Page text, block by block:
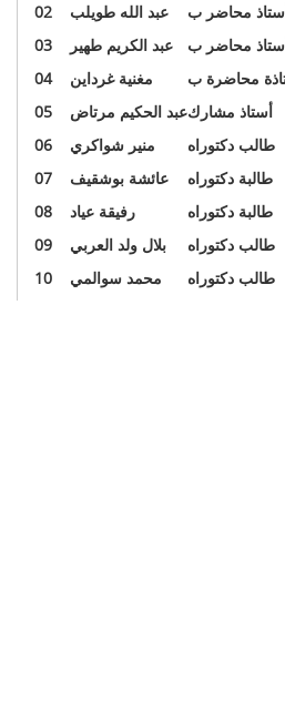
02
عبد الله طويلب محاضر ب
03
عبد الكريم طهير محاضر ب
04
مغنية غرداين محاضرة ب
05
عبد الحكيم مرتاضأستاذ مشارك
06
منير شواكري طالب دكتوراه
07
عائشة بوشقيف طالبة دكتوراه
08
رفيقة عياد طالبة دكتوراه
09
بلال ولد العربي طالب دكتوراه
10
محمد سوالمي طالب دكتوراه